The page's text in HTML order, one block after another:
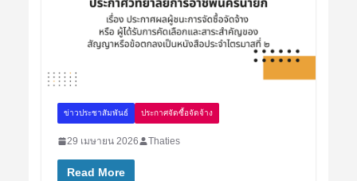
ข่าวประชาสัมพันธ์ ประกาศจัดซื้อจัดจ้าง
29 เมษายน 2026 Thaties
Read More